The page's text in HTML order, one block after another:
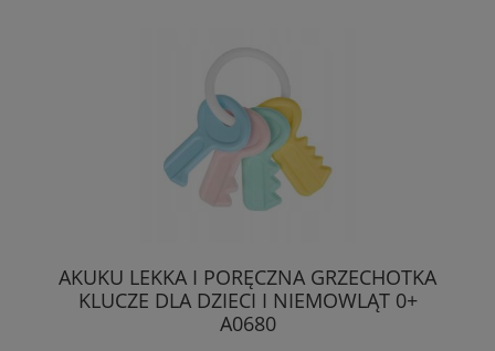
AKUKU LEKKA I PORĘCZNA GRZECHOTKA
KLUCZE DLA DZIECI I NIEMOWLĄT 0+
A0680